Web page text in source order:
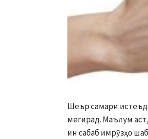
Шеър самари
мегирад. Маълум
ин сабаб имрӯзҳо